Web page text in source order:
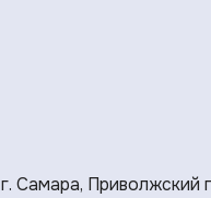
г. Самара, Приволжский